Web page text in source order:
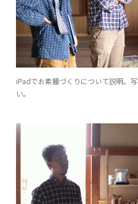
iPadでお素麺づくりについて説明。
い。